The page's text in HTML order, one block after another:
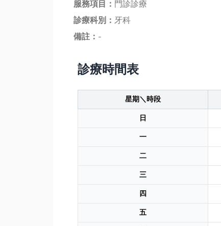
服務項目： 門診診療
診療科別： 牙科
備註： -
診療時間表
星期＼時段
日
一
二
三
四
五